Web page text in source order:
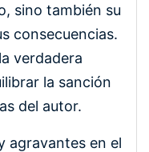
sino también su
consecuencias.
verdadera
la sanción
del autor.
agravantes en el